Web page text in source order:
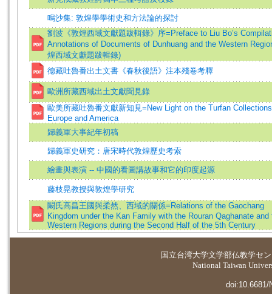
鳴沙集: 敦煌學學術史和方法論的探討
劉波《敦煌西域文獻題跋輯錄》序=Preface to Liu Bo’s
Annotations of Documents of Dunhuang and the Western
煌西域文獻題跋輯錄)
德藏吐魯番出土文書《春秋後語》注本殘卷考釋
歐洲所藏西域出土文獻聞見錄
歐美所藏吐魯番文獻新知見=New Light on the Turfan
Europe and America
歸義軍大事紀年初稿
歸義軍史研究：唐宋時代敦煌歷史考索
繪畫與表演 -- 中國的看圖講故事和它的印度起源
藤枝晃教授與敦煌學研究
闞氏高昌王國與柔然、西域的關係=Relations of the Gaochang
Kingdom under the Kan Family with the Rouran Qaghanate and
Western Regions during the Second Half of the 5th Century
国立台湾大学文学部仏教学セ
National Taiwan
doi:10.6681/